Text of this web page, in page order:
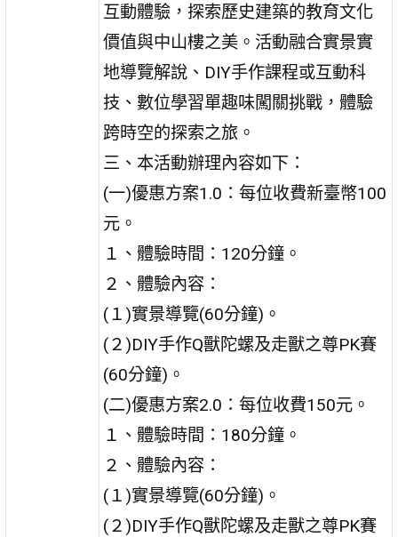
互動體驗，探索歷史建築的教育文化
價值與中山樓之美。活動融合實景實
地導覽解說、DIY手作課程或互動科
技、數位學習單趣味闖關挑戰，體驗
跨時空的探索之旅。
三、本活動辦理內容如下：
(一)優惠方案1.0：每位收費新臺幣100
元。
１、體驗時間：120分鐘。
２、體驗內容：
(１)實景導覽(60分鐘)。
(２)DIY手作Q獸陀螺及走獸之尊PK賽
(60分鐘)。
(二)優惠方案2.0：每位收費150元。
１、體驗時間：180分鐘。
２、體驗內容：
(１)實景導覽(60分鐘)。
(２)DIY手作Q獸陀螺及走獸之尊PK賽